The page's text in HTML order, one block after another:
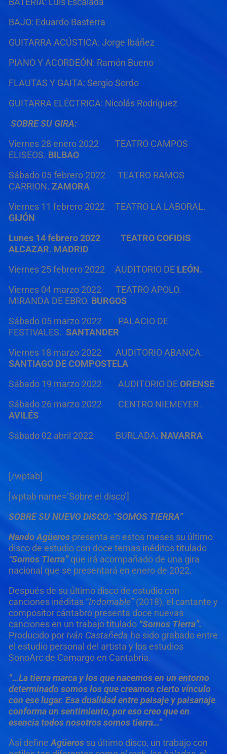
BAJO: Eduardo Basterra
GUITARRA ACÚSTICA: Jorge Ibáñez
PIANO Y ACORDEÓN: Ramón Bueno
FLAUTAS Y GAITA: Sergio Sordo
GUITARRA ELÉCTRICA: Nicolás Rodríguez
SOBRE SU GIRA:
Viernes 28 enero 2022 TEATRO CAMPOS
ELISEOS. BILBAO
Sábado 05 febrero 2022 TEATRO RAMOS
CARRION. ZAMORA
Viernes 11 febrero 2022 TEATRO LA LABORAL.
GIJÓN
Lunes 14 febrero 2022 TEATRO COFIDIS
ALCAZAR. MADRID
Viernes 25 febrero 2022 AUDITORIO DE LEÓN.
Viernes 04 marzo 2022 TEATRO APOLO.
MIRANDA DE EBRO. BURGOS
Sábado 05 marzo 2022 PALACIO DE
FESTIVALES. SANTANDER
Viernes 18 marzo 2022 AUDITORIO ABANCA.
SANTIAGO DE COMPOSTELA
Sábado 19 marzo 2022 AUDITORIO DEORENSE
Sábado 26 marzo 2022 CENTRO NIEMEYER .
AVILÉS
Sábado 02 abril 2022 BURLADA. NAVARRA
[/wptab]
[wptab name=’Sobre el disco’]
SOBRE SU NUEVO DISCO: “SOMOS TIERRA”
Nando Agüerospresenta en estos meses su último
disco de estudio con doce temas inéditos titulado
“Somos Tierra”que irá acompañado de una gira
nacional que se presentará en enero de 2022.
Después de su último disco de estudio con
canciones inéditas “Indomable”(2018), el cantante y
compositor cántabro presenta doce nuevas
canciones en un trabajo titulado “Somos Tierra”.
Producido porIván Castañeda ha sido grabado entre
el estudio personal del artista y los estudios
SonoArc de Camargo en Cantabria.
“…La tierra marca y los que nacemos en un entorno
determinado somos los que creamos cierto vínculo
con ese lugar. Esa dualidad entre paisaje y paisanaje
conforma un sentimiento, por eso creo que en
esencia todos nosotros somos tierra…”
Así define Agüeros su último disco, un trabajo con